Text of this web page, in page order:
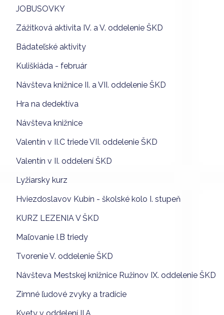
JOBUSOVKY
Zážitková aktivita IV. a V. oddelenie ŠKD
Bádateľské aktivity
Kuliškiáda - február
Návšteva knižnice II. a VII. oddelenie ŠKD
Hra na dedektíva
Návšteva knižnice
Valentín v II.C triede VII. oddelenie ŠKD
Valentín v II. oddelení ŠKD
Lyžiarsky kurz
Hviezdoslavov Kubín - školské kolo I. stupeň
KURZ LEZENIA V ŠKD
Maľovanie I.B triedy
Tvorenie V. oddelenie ŠKD
Návšteva Mestskej knižnice Ružinov IX. oddelenie ŠKD
Zimné ľudové zvyky a tradície